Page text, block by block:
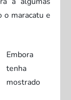
o maracatu e
Embora
tenha
mostrado